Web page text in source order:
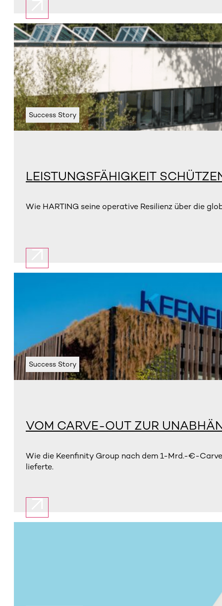
Success Story
LEISTUNGSFÄHIGKEIT
Wie HARTING seine operative Resilienz über die
Success Story
VOM CARVE-OUT ZUR
Wie die Keenfinity Group nach dem 1-Mrd.-€-
lieferte.